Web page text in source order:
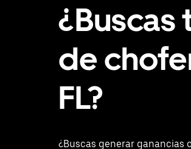
¿Buscas
de
FL?
¿Buscas generar ganancias